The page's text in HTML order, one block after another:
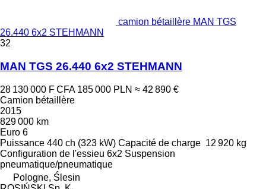
camion bétaillère MAN TGS
26.440 6x2 STEHMANN
32
MAN TGS 26.440 6x2 STEHMANN
28 130 000 F CFA 185 000 PLN ≈ 42 890 €
Camion bétaillère
2015
829 000 km
Euro 6
Puissance 440 ch (323 kW) Capacité de charge 12 920 kg
Configuration de l'essieu 6x2 Suspension
pneumatique/pneumatique
Pologne, Ślesin